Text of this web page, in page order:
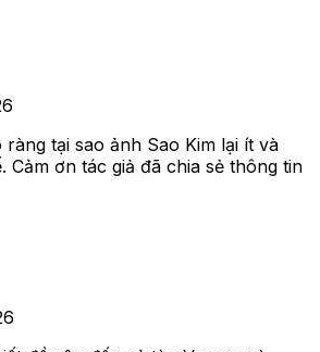
ràng tại sao ảnh Sao Kim lại ít và
Cảm ơn tác giả đã chia sẻ thông tin